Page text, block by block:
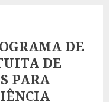
DE
DE
PARA